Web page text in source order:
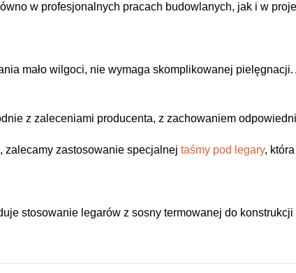
w profesjonalnych pracach budowlanych, jak i w
mało wilgoci, nie wymaga skomplikowanej
z zaleceniami producenta, z zachowaniem
zalecamy zastosowanie specjalnej taśmy pod legary,
stosowanie legarów z sosny termowanej do